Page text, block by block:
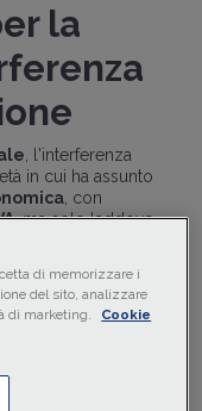
la
, l'interferenza
in cui ha assunto
, con
, ma solo laddove
e pubblicista
news
di memorizzare i
del sito, analizzare
di marketing.
Cookie